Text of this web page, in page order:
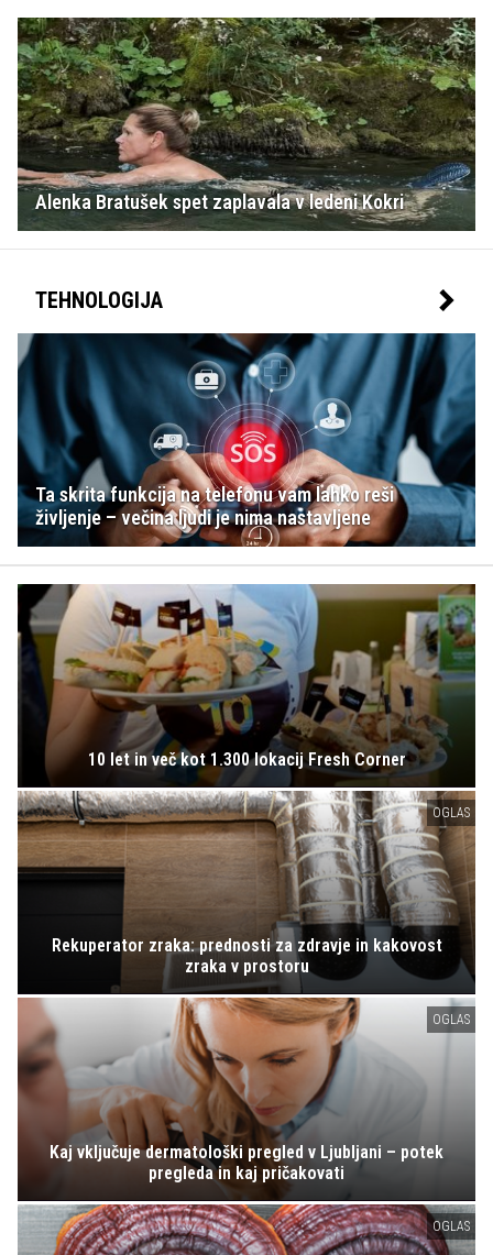
Alenka Bratušek spet zaplavala v ledeni Kokri
TEHNOLOGIJA
Ta skrita funkcija na telefonu vam lahko reši
življenje – večina ljudi je nima nastavljene
10 let in več kot 1.300 lokacij Fresh Corner
OGLAS
Rekuperator zraka: prednosti za zdravje in kakovost
zraka v prostoru
OGLAS
Kaj vključuje dermatološki pregled v Ljubljani – potek
pregleda in kaj pričakovati
OGLAS